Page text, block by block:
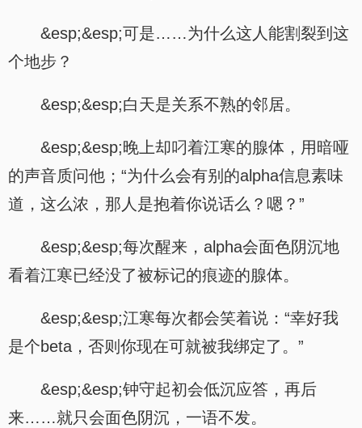
&esp;&esp;可是……为什么这人能割裂到这
个地步？
&esp;&esp;白天是关系不熟的邻居。
&esp;&esp;晚上却叼着江寒的腺体，用暗哑
的声音质问他；“为什么会有别的alpha信息素味
道，这么浓，那人是抱着你说话么？嗯？”
&esp;&esp;每次醒来，alpha会面色阴沉地
看着江寒已经没了被标记的痕迹的腺体。
&esp;&esp;江寒每次都会笑着说：“幸好我
是个beta，否则你现在可就被我绑定了。”
&esp;&esp;钟守起初会低沉应答，再后
来……就只会面色阴沉，一语不发。